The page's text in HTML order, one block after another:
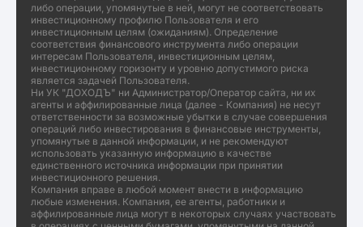
либо операции, упомянутые в ней, могут не соответствовать
инвестиционному профилю Пользователя и его
инвестиционным целям (ожиданиям). Определение
соответствия финансового инструмента либо операции
интересам Пользователя, инвестиционным целям,
инвестиционному горизонту и уровню допустимого риска
является задачей Пользователя.
Ни УК "ДОХОДЪ" ни Администратор/Оператор сайта, ни их
агенты и аффилированные лица (далее - Компания) не несут
ответственности за возможные убытки в случае совершения
операций либо инвестирования в финансовые инструменты,
упомянутые в данной информации, и не рекомендуют
использовать указанную информацию в качестве
единственного источника информации при принятии
инвестиционного решения.
Компания вправе в любой момент внести в информацию
любые изменения. Компания, ее агенты, работники и
аффилированные лица могут в некоторых случаях участвовать